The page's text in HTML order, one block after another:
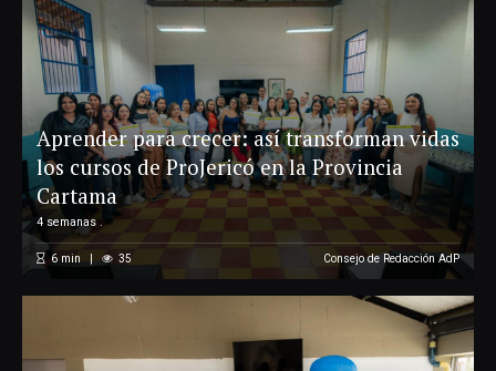
Aprender para crecer: así transforman vidas
los cursos de ProJericó en la Provincia
Cartama
4 semanas .
6min 35 Consejo de Redacción AdP